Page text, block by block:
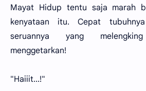
Mayat Hidup tentu saja marah
kenyataan itu. Cepat
seruannya yang
menggetarkan!
"Haiiit...!"